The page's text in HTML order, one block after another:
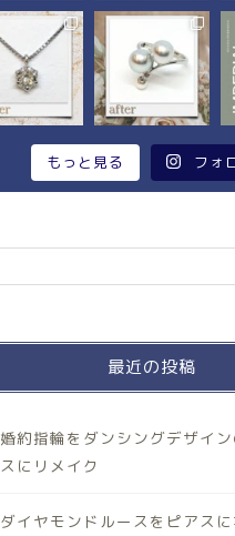
もっと見る フォ
最近の投稿
婚約指輪をダンシングデザイ
スにリメイク
ダイヤモンドルースをピアス